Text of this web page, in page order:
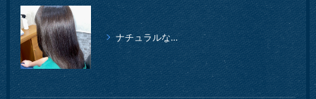
ナチュラルな縮毛矯正クセストパー